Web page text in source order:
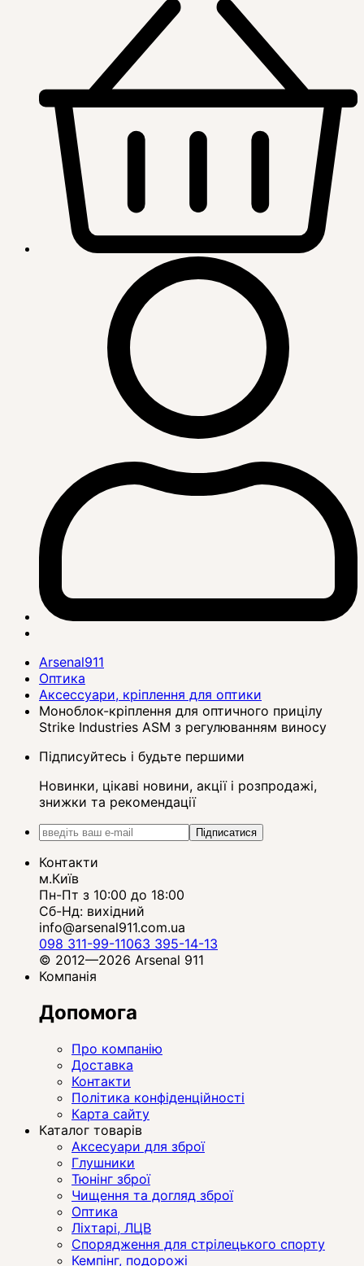
Arsenal911
Оптика
Аксессуари, кріплення для оптики
Моноблок-кріплення для оптичного прицілу
Strike Industries ASM з регулюванням виносу
Підписуйтесь і будьте першими
Новинки, цікаві новини, акції і розпродажі,
знижки та рекомендації
Підписатися
Контакти
м.Київ
Пн-Пт з 10:00 до 18:00
Сб-Нд: вихідний
info@arsenal911.com.ua
098 311-99-11063 395-14-13
© 2012—2026 Arsenal 911
Компанія
Допомога
Про компанію
Доставка
Контакти
Політика конфіденційності
Карта сайту
Каталог товарів
Аксесуари для зброї
Глушники
Тюнінг зброї
Чищення та догляд зброї
Оптика
Ліхтарі, ЛЦВ
Спорядження для стрілецького спорту
Кемпінг, подорожі